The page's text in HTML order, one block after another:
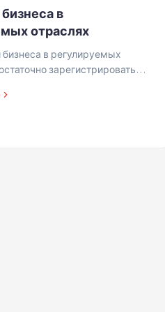
в
отраслях
в регулируемых
зарегистрировать
критериям и лицензиям.